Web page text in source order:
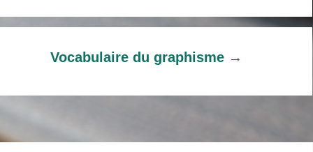
Vocabulaire du graphisme →